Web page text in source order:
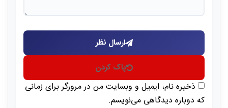
ارسال نظر
پاک کردن
ذخیره نام، ایمیل و وبسایت من در مرورگر برای زمانی
که دوباره دیدگاهی می‌نویسم.